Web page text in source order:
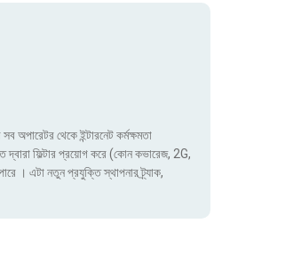
থেকে ইন্টারনেট কর্মক্ষমতা
দ্বারা ফিল্টার প্রয়োগ করে (কোন কভারেজ, 2G,
। এটা নতুন প্রযুক্তি স্থাপনার ট্র্যাক,